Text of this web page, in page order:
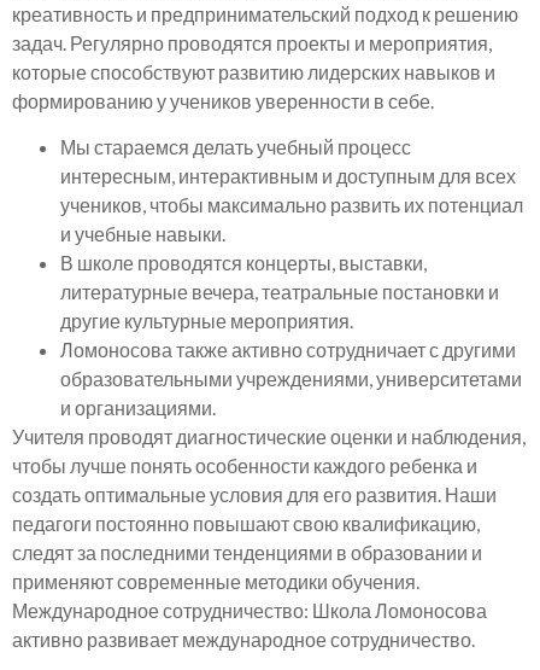
креативность и предпринимательский подход к решению
задач. Регулярно проводятся проекты и мероприятия,
которые способствуют развитию лидерских навыков и
формированию у учеников уверенности в себе.
Мы стараемся делать учебный процесс
интересным, интерактивным и доступным для всех
учеников, чтобы максимально развить их потенциал
и учебные навыки.
В школе проводятся концерты, выставки,
литературные вечера, театральные постановки и
другие культурные мероприятия.
Ломоносова также активно сотрудничает с другими
образовательными учреждениями, университетами
и организациями.
Учителя проводят диагностические оценки и наблюдения,
чтобы лучше понять особенности каждого ребенка и
создать оптимальные условия для его развития. Наши
педагоги постоянно повышают свою квалификацию,
следят за последними тенденциями в образовании и
применяют современные методики обучения.
Международное сотрудничество: Школа Ломоносова
активно развивает международное сотрудничество.